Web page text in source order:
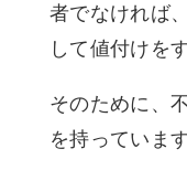
者でなければ
して値付けを
そのために、
を持っています